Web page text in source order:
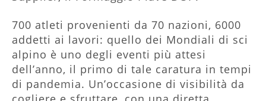
700 atleti provenienti da 70 nazioni, 6000
addetti ai lavori: quello dei Mondiali di sci
alpino è uno degli eventi più attesi
dell’anno, il primo di tale caratura in tempi
di pandemia. Un’occasione di visibilità da